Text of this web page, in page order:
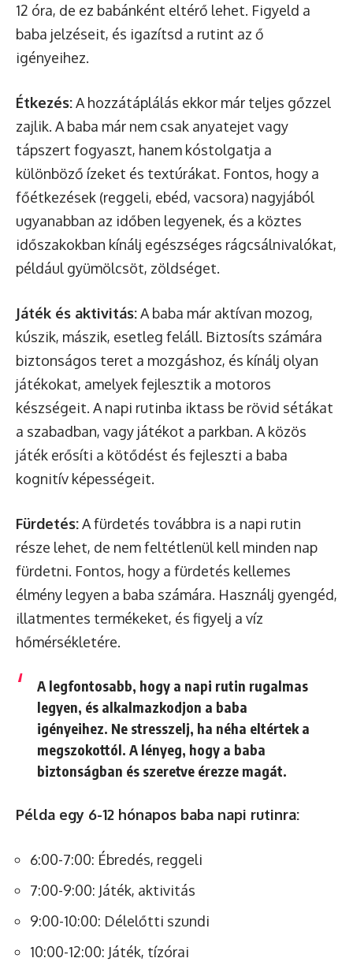
12 óra, de ez babánként eltérő lehet. Figyeld a
baba jelzéseit, és igazítsd a rutint az ő
igényeihez.
Étkezés:A hozzátáplálás ekkor már teljes gőzzel
zajlik. A baba már nem csak anyatejet vagy
tápszert fogyaszt, hanem kóstolgatja a
különböző ízeket és textúrákat. Fontos, hogy a
főétkezések (reggeli, ebéd, vacsora) nagyjából
ugyanabban az időben legyenek, és a köztes
időszakokban kínálj egészséges rágcsálnivalókat,
például gyümölcsöt, zöldséget.
Játék és aktivitás:A baba már aktívan mozog,
kúszik, mászik, esetleg feláll. Biztosíts számára
biztonságos teret a mozgáshoz, és kínálj olyan
játékokat, amelyek fejlesztik a motoros
készségeit. A napi rutinba iktass be rövid sétákat
a szabadban, vagy játékot a parkban. A közös
játék erősíti a kötődést és fejleszti a baba
kognitív képességeit.
Fürdetés:A fürdetés továbbra is a napi rutin
része lehet, de nem feltétlenül kell minden nap
fürdetni. Fontos, hogy a fürdetés kellemes
élmény legyen a baba számára. Használj gyengéd,
illatmentes termékeket, és figyelj a víz
hőmérsékletére.
A legfontosabb, hogy a napi rutin rugalmas
legyen, és alkalmazkodjon a baba
igényeihez. Ne stresszelj, ha néha eltértek a
megszokottól. A lényeg, hogy a baba
biztonságban és szeretve érezze magát.
Példa egy 6-12 hónapos baba napi rutinra:
6:00-7:00: Ébredés, reggeli
7:00-9:00: Játék, aktivitás
9:00-10:00: Délelőtti szundi
10:00-12:00: Játék, tízórai